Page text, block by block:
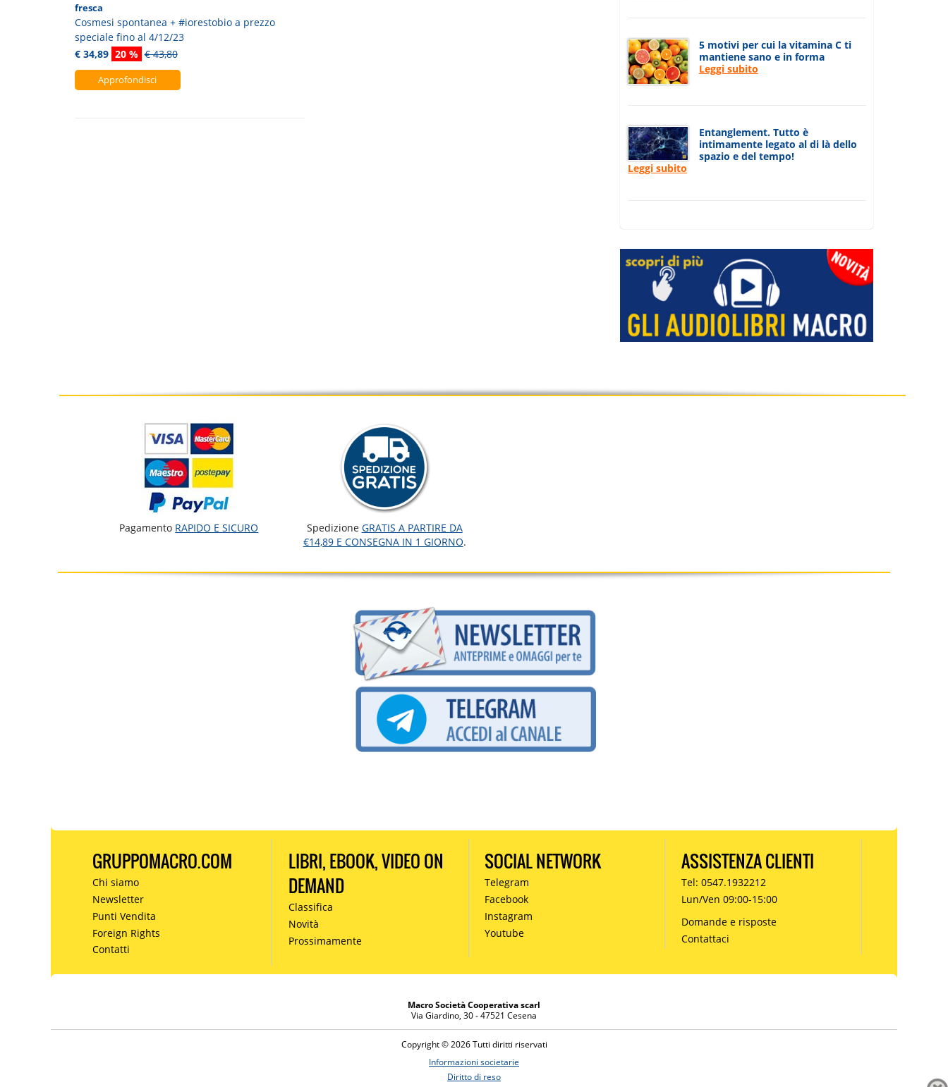
fresca
Cosmesi spontanea + #iorestobio a prezzo
speciale fino al 4/12/23
€ 34,89 20 % € 43,80
Approfondisci
5 motivi per cui la vitamina C ti
mantiene sano e in forma
Leggi subito
Entanglement. Tutto è
intimamente legato al di là dello
spazio e del tempo!
Leggi subito
Pagamento RAPIDO E SICURO Spedizione GRATIS A PARTIRE DA
€14,89 E CONSEGNA IN 1 GIORNO.
GRUPPOMACRO.COM
Chi siamo
Newsletter
Punti Vendita
Foreign Rights
Contatti
LIBRI, EBOOK, VIDEO ON
DEMAND
Classifica
Novità
Prossimamente
SOCIAL NETWORK
Telegram
Facebook
Instagram
Youtube
ASSISTENZA CLIENTI
Tel: 0547.1932212
Lun/Ven 09:00-15:00
Domande e risposte
Contattaci
Macro Società Cooperativa scarl
Via Giardino, 30 - 47521 Cesena
Copyright © 2026 Tutti diritti riservati
Informazioni societarie
Diritto di reso